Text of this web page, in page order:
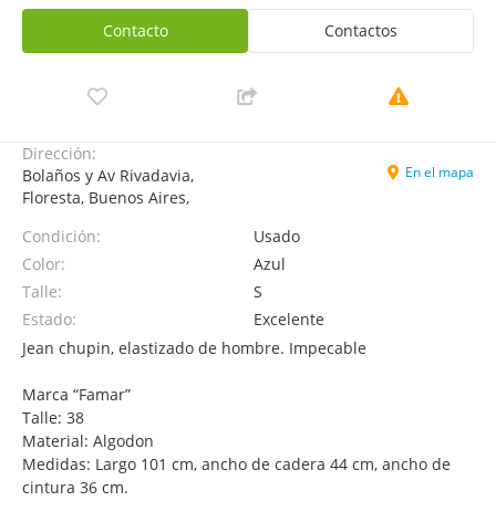
Contacto Contactos
Dirección:
Bolaños y Av Rivadavia,
Floresta, Buenos Aires,
En el mapa
Condición:
Usado
Color:
Azul
Talle:
S
Estado:
Excelente
Jean chupin, elastizado de hombre. Impecable
Marca “Famar”
Talle: 38
Material: Algodon
Medidas: Largo 101 cm, ancho de cadera 44 cm, ancho de
cintura 36 cm.